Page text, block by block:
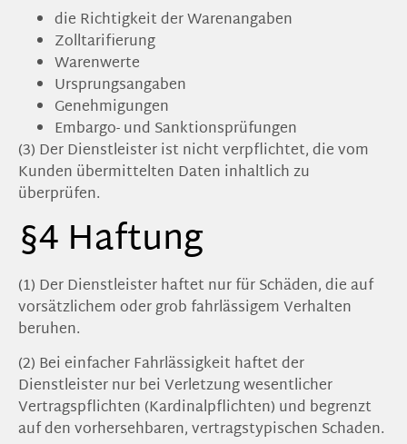
die Richtigkeit der Warenangaben
Zolltarifierung
Warenwerte
Ursprungsangaben
Genehmigungen
Embargo- und Sanktionsprüfungen
(3) Der Dienstleister ist nicht verpflichtet, die vom
Kunden übermittelten Daten inhaltlich zu
überprüfen.
§4 Haftung
(1) Der Dienstleister haftet nur für Schäden, die auf
vorsätzlichem oder grob fahrlässigem Verhalten
beruhen.
(2) Bei einfacher Fahrlässigkeit haftet der
Dienstleister nur bei Verletzung wesentlicher
Vertragspflichten (Kardinalpflichten) und begrenzt
auf den vorhersehbaren, vertragstypischen Schaden.